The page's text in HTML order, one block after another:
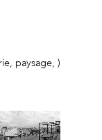
paysage, )